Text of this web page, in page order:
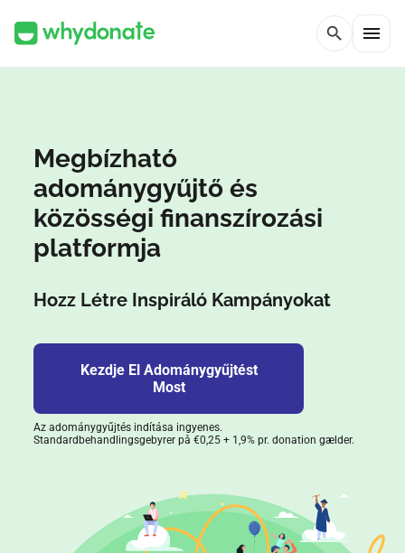
search menu
Hozz Létre Inspiráló Kampányokat
Megbízható
adománygyűjtő és
közösségi finanszírozási
platformja
Kezdje El Adománygyűjtést
Most
Az adománygyűjtés indítása ingyenes.
Standardbehandlingsgebyrer på €0,25 + 1,9% pr. donation gælder.